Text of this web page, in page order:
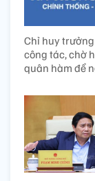
Chỉ huy
công tác, chờ
quân hàm để